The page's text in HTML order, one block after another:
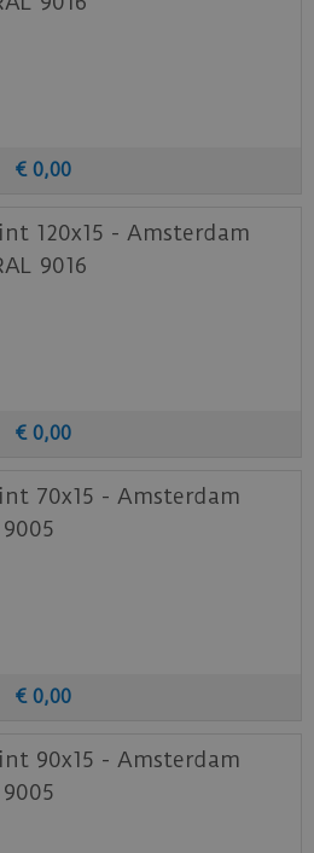
€ 0,00
120x15 - Amsterdam
9016
€ 0,00
70x15 - Amsterdam
€ 0,00
90x15 - Amsterdam